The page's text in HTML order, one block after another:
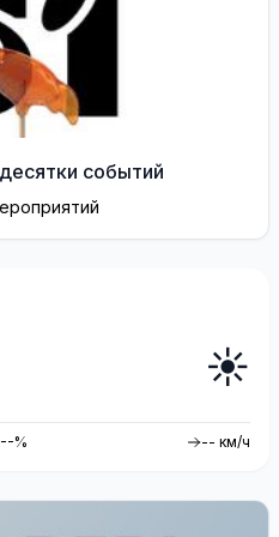
событий
☀️
--% -- км/ч